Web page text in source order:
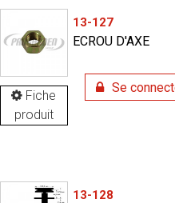
Fiche
produit
13-127
ECROU D'AXE
Se
13-128